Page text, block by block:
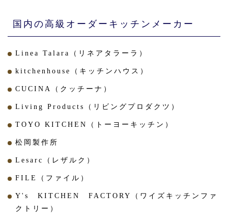
国内の高級オーダーキッチンメーカー
Linea Talara（リネアタラーラ）
kitchenhouse（キッチンハウス）
CUCINA（クッチーナ）
Living Products（リビングプロダクツ）
TOYO KITCHEN（トーヨーキッチン）
松岡製作所
Lesarc（レザルク）
FILE（ファイル）
Y's KITCHEN FACTORY（ワイズキッチンファ
クトリー）